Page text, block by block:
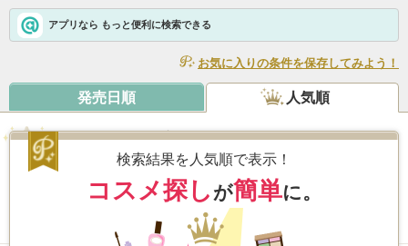
検索結果を人気順で表示！
コスメ探し が簡単に。
アプリなら もっと便利に検索できる
お気に入りの条件を保存してみよう！
発売日順 人気順
アルビオン ７０ＴＨ アニバーサリー キッ
ト Ａ/ アルビオン
6.3
274件